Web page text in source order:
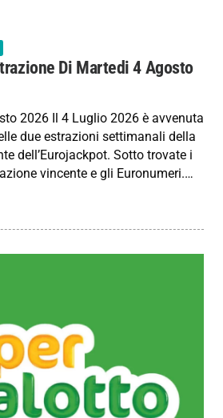
Di Martedi 4 Agosto
2026 Il 4 Luglio 2026 è avvenuta
due estrazioni settimanali della
dell’Eurojackpot. Sotto trovate i
vincente e gli Euronumeri.…